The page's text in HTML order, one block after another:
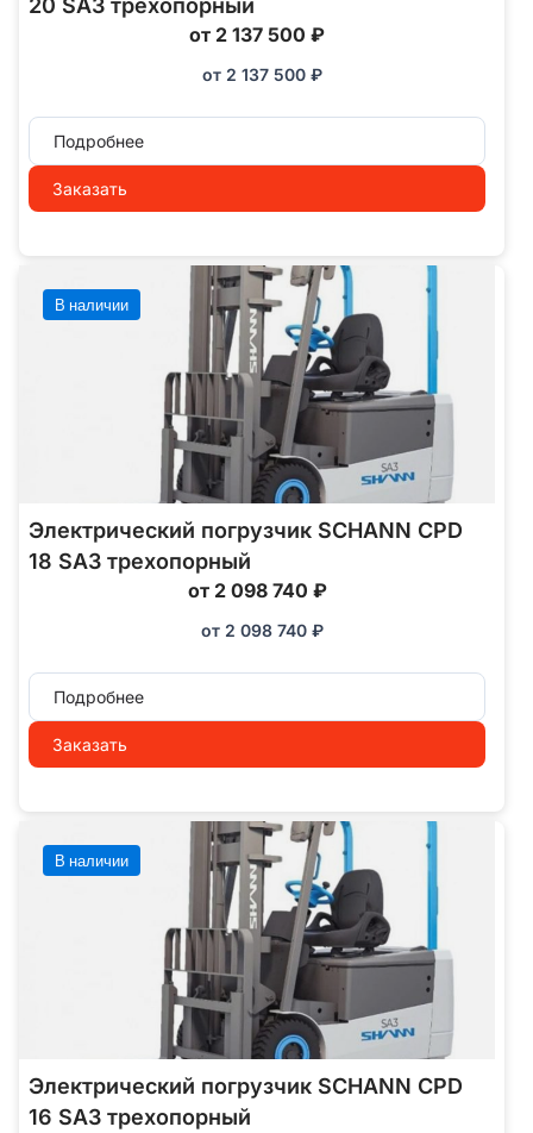
20 SA3 трехопорный
от 2 137 500 ₽
от 2 137 500 ₽
Подробнее
Заказать
В наличии
Электрический погрузчик SCHANN CPD
18 SA3 трехопорный
от 2 098 740 ₽
от 2 098 740 ₽
Подробнее
Заказать
В наличии
Электрический погрузчик SCHANN CPD
16 SA3 трехопорный